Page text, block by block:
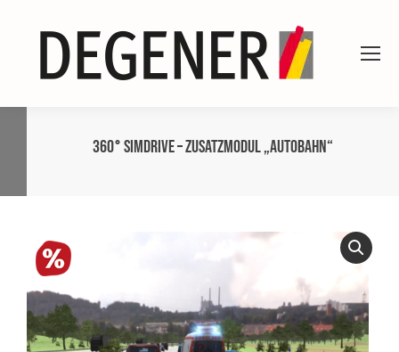
360° simdrive – Zusatzmodul „Autobahn“